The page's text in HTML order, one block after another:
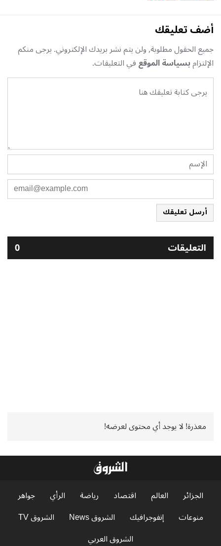
أضف تعليقك
جميع الحقول مطلوبة, ولن يتم نشر بريدك الإلكتروني. يرجى منكم
الإلتزامبسياسة الموقعفي التعليقات.
أرسل تعليقك
التعليقات 0
معذرة! لا يوجد أي محتوى لعرضه!
الجزائر العالم اقتصاد رياضة الرأي
جواهر
منوعات
إنفوجرافيك الشروق News
الشروق TV
الشروق العربي